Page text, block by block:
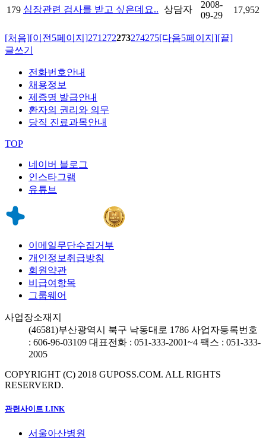
179 심장관련 검사를 받고 싶은데요.. 상담자
2008-
09-29
17,952
[처음][이전5페이지]271 272273274275[다음5페이지][끝]
글쓰기
전화번호안내
채용정보
제증명 발급안내
환자의 권리와 의무
당직 진료과목안내
TOP
네이버 블로그
인스타그램
유튜브
이메일무단수집거부
개인정보취급방침
회원약관
비급여항목
그룹웨어
사업장소재지
(46581)부산광역시 북구 낙동대로 1786 사업자등록번호
: 606-96-03109 대표전화 : 051-333-2001~4 팩스 : 051-333-
2005
COPYRIGHT (C) 2018 GUPOSS.COM. ALL RIGHTS
RESERVERD.
관련사이트 LINK
서울아산병원